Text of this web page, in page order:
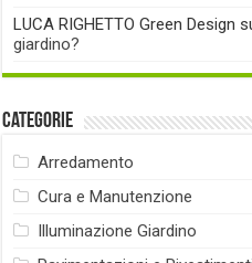
LUCA RIGHETTO Green Design
giardino?
Categorie
Arredamento
Cura e Manutenzione
Illuminazione Giardino